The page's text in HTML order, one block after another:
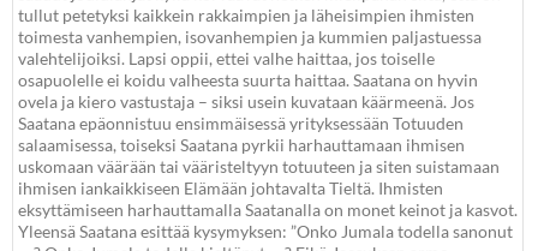
tullut petetyksi kaikkein rakkaimpien ja läheisimpien ihmisten
toimesta vanhempien, isovanhempien ja kummien paljastuessa
valehtelijoiksi. Lapsi oppii, ettei valhe haittaa, jos toiselle
osapuolelle ei koidu valheesta suurta haittaa. Saatana on hyvin
ovela ja kiero vastustaja – siksi usein kuvataan käärmeenä. Jos
Saatana epäonnistuu ensimmäisessä yrityksessään Totuuden
salaamisessa, toiseksi Saatana pyrkii harhauttamaan ihmisen
uskomaan väärään tai vääristeltyyn totuuteen ja siten suistamaan
ihmisen iankaikkiseen Elämään johtavalta Tieltä. Ihmisten
eksyttämiseen harhauttamalla Saatanalla on monet keinot ja kasvot.
Yleensä Saatana esittää kysymyksen: ”Onko Jumala todella sanonut